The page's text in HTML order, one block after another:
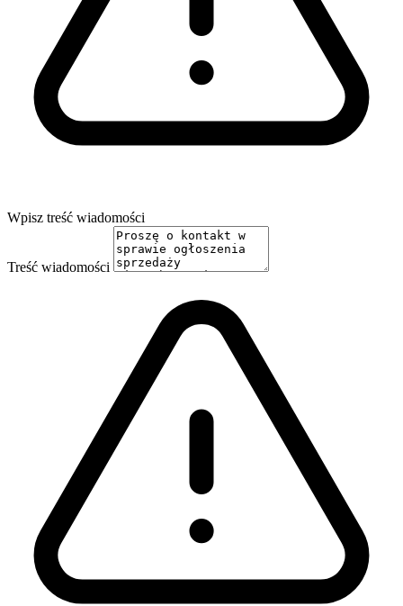
Wpisz treść wiadomości
Treść wiadomości